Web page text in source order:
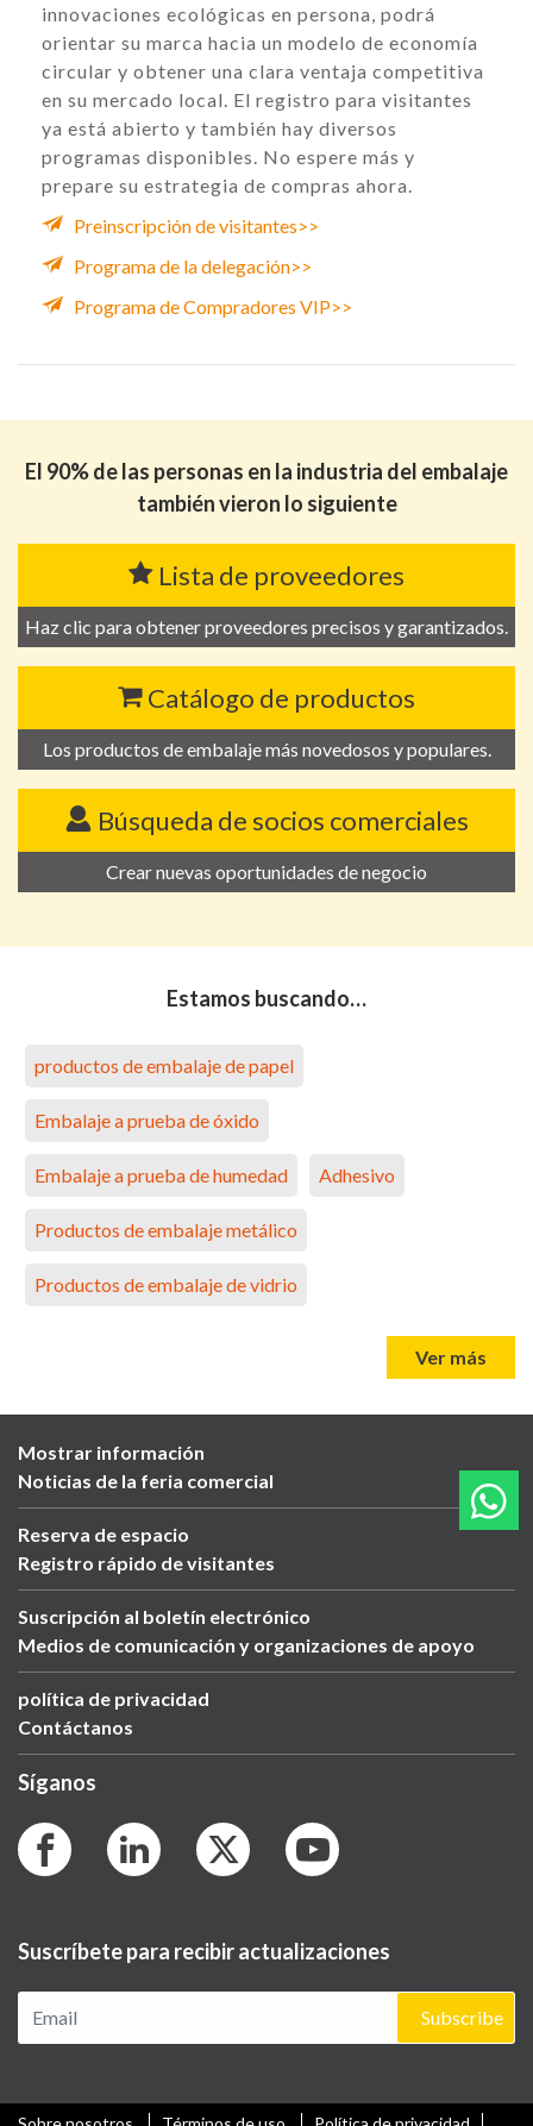
innovaciones ecológicas en persona, podrá
orientar su marca hacia un modelo de economía
circular y obtener una clara ventaja competitiva
en su mercado local. El registro para visitantes
ya está abierto y también hay diversos
programas disponibles. No espere más y
prepare su estrategia de compras ahora.
Preinscripción de visitantes>>
Programa de la delegación>>
Programa de Compradores VIP>>
El 90% de las personas en la industria del embalaje
también vieron lo siguiente
Lista de proveedores
Haz clic para obtener proveedores precisos y garantizados.
Catálogo de productos
Los productos de embalaje más novedosos y populares.
Búsqueda de socios comerciales
Crear nuevas oportunidades de negocio
Estamos buscando…
productos de embalaje de papel
Embalaje a prueba de óxido
Embalaje a prueba de humedad Adhesivo
Productos de embalaje metálico
Productos de embalaje de vidrio
Ver más
Mostrar información
Noticias de la feria comercial
Reserva de espacio
Registro rápido de visitantes
Suscripción al boletín electrónico
Medios de comunicación y organizaciones de apoyo
política de privacidad
Contáctanos
Síganos
Suscríbete para recibir actualizaciones
Subscribe